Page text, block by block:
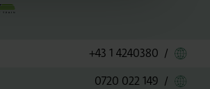
+43 1 4240380 /
0720 022 149 /